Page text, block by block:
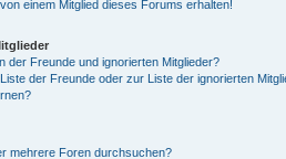
einem Mitglied dieses Forums erhalten!
der Freunde und ignorierten Mitglieder?
der Freunde oder zur Liste der ignorierten
mehrere Foren durchsuchen?